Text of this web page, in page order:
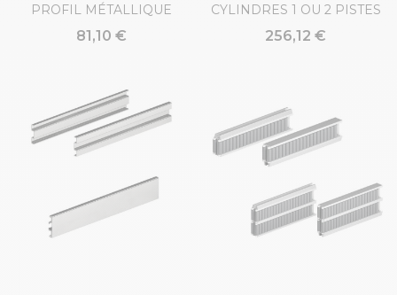
PROFIL MÉTALLIQUE
81,10 €
CYLINDRES 1 OU 2 PISTES
256,12 €